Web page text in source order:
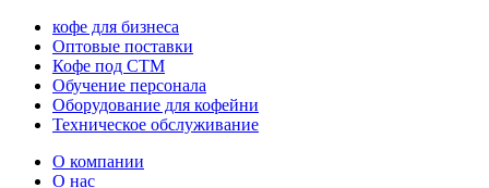
кофе для бизнеса
Оптовые поставки
Кофе под СТМ
Обучение персонала
Оборудование для кофейни
Техническое обслуживание
О компании
О нас